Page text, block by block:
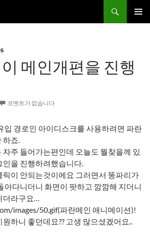
메인개편을 진행
코멘트가 없습니다
입 경로인 아이디스크를 사용하려면 파란
하죠.
자주 들어가는편인데 오늘도 뭘찾을께 있
인을 진행하려했습니다.
릭이 안되는것이에요 그러면서 똥파리가
아다니더니 화면이 팟하고 깜깜해 지더니
더라구요…
images/50.gif(파란메인 애니메이션)!
하니 좋던데요?? 고생 많으셨겠어요..